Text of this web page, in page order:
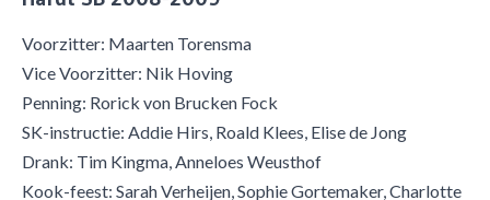
Voorzitter: Maarten Torensma
Vice Voorzitter: Nik Hoving
Penning: Rorick von Brucken Fock
SK-instructie: Addie Hirs, Roald Klees, Elise de Jong
Drank: Tim Kingma, Anneloes Weusthof
Kook-feest: Sarah Verheijen, Sophie Gortemaker, Charlotte